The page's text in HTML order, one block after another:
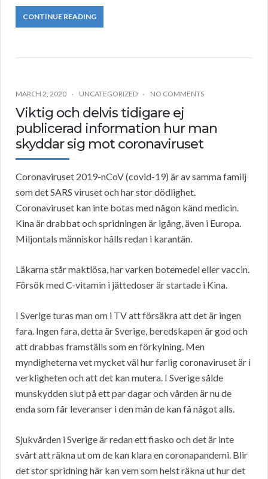
CONTINUE READING
MARCH 2, 2020 UNCATEGORIZED NO COMMENTS
Viktig och delvis tidigare ej
publicerad information hur man
skyddar sig mot coronaviruset
Coronaviruset 2019-nCoV (covid-19) är av samma familj
som det SARS viruset och har stor dödlighet.
Coronaviruset kan inte botas med någon känd medicin.
Kina är drabbat och spridningen är igång, även i Europa.
Miljontals människor hålls redan i karantän.
Läkarna står maktlösa, har varken botemedel eller vaccin.
Försök med C-vitamin i jättedoser är startade i Kina.
I Sverige turas man om i TV att försäkra att det är ingen
fara. Ingen fara, detta är Sverige, beredskapen är god och
att drabbas framställs som en förkylning. Men
myndigheterna vet mycket väl hur farlig coronaviruset är i
verkligheten och att det kan mutera. I Sverige sålde
munskydden slut på ett par dagar och vården är nu de
enda som får leveranser i den mån de kan få något alls.
Sjukvården i Sverige är redan ett fiasko och det är inte
svårt att räkna ut om de kan klara en coronapandemi. Blir
det stor spridning här kan vem som helst räkna ut hur det